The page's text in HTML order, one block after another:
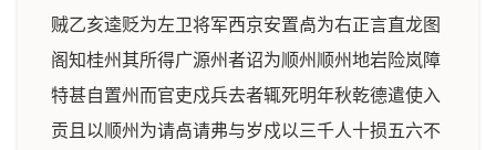
贼乙亥逵贬为左卫将军西京安置卨为右正言直龙图
阁知桂州其所得广源州者诏为顺州顺州地岩险岚障
特甚自置州而官吏戍兵去者辄死明年秋乾德遣使入
贡且以顺州为请卨请弗与岁戍以三千人十损五六不